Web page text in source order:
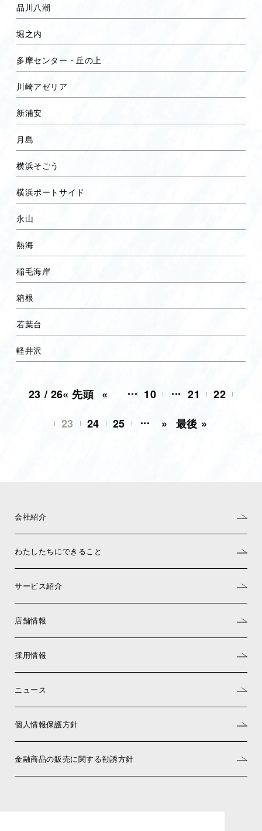
品川八潮
堀之内
多摩センター・丘の上
川崎アゼリア
新浦安
月島
横浜そごう
横浜ポートサイド
永山
熱海
稲毛海岸
箱根
若葉台
軽井沢
23 / 26« 先頭 « ... 10 ... 21
22
23
24 25 ... » 最後 »
会社紹介
わたしたちにできること
サービス紹介
店舗情報
採用情報
ニュース
個人情報保護方針
金融商品の販売に関する勧誘方針